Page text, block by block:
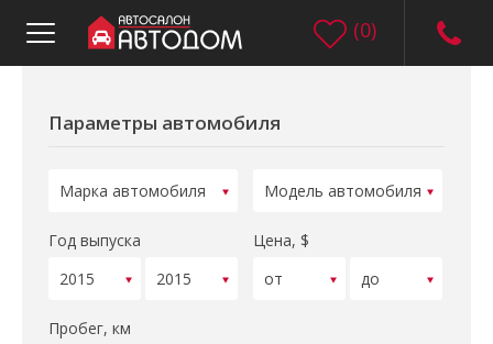
(0)
Параметры автомобиля
Год выпуска Цена, $
Пробег, км